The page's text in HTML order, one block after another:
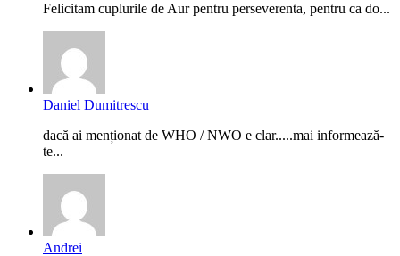
Felicitam cuplurile de Aur pentru perseverenta, pentru ca do...
Daniel Dumitrescu
dacă ai menționat de WHO / NWO e clar.....mai informează-
te...
Andrei